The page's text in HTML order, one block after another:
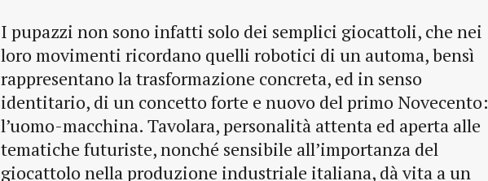
I pupazzi non sono infatti solo dei semplici giocattoli, che nei
loro movimenti ricordano quelli robotici di un automa, bensì
rappresentano la trasformazione concreta, ed in senso
identitario, di un concetto forte e nuovo del primo Novecento:
l’uomo-macchina. Tavolara, personalità attenta ed aperta alle
tematiche futuriste, nonché sensibile all’importanza del
giocattolo nella produzione industriale italiana, dà vita a un